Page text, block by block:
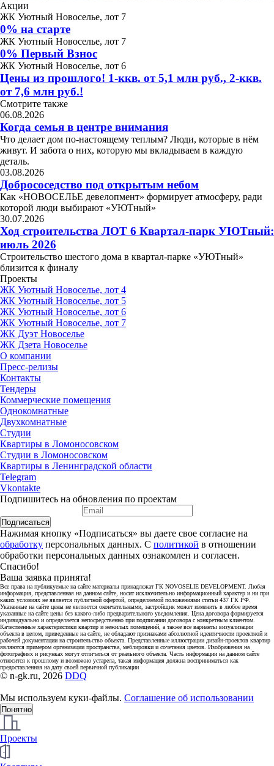
Акции
ЖК Уютный Новоселье, лот 7
0% на старте
ЖК Уютный Новоселье, лот 7
0% Первый Взнос
ЖК Уютный Новоселье, лот 6
Цены из прошлого! 1-ккв. от 5,1 млн руб., 2-ккв.
от 7,6 млн руб.!
Смотрите также
06.08.2026
Когда семья в центре внимания
Что делает дом по-настоящему теплым? Люди, которые в нём
живут. И забота о них, которую мы вкладываем в каждую
деталь.
03.08.2026
Добрососедство под открытым небом
Как «НОВОСЕЛЬЕ девелопмент» формирует атмосферу, ради
которой люди выбирают «УЮТный»
30.07.2026
Ход строительства ЛОТ 6 Квартал-парк УЮТный:
июль 2026
Строительство шестого дома в квартал-парке «УЮТный»
близится к финалу
Проекты
ЖК Уютный Новоселье, лот 4
ЖК Уютный Новоселье, лот 5
ЖК Уютный Новоселье, лот 6
ЖК Уютный Новоселье, лот 7
ЖК Дуэт Новоселье
ЖК Дзета Новоселье
О компании
Пресс-релизы
Контакты
Тендеры
Коммерческие помещения
Однокомнатные
Двухкомнатные
Студии
Квартиры в Ломоносовском
Студии в Ломоносовском
Квартиры в Ленинградской области
Telegram
Vkontakte
Подпишитесь на обновления по проектам
Подписаться
Нажимая кнопку «Подписаться» вы даете свое согласие на
обработку персональных данных. С политикой в отношении
обработки персональных данных ознакомлен и согласен.
Спасибо!
Ваша заявка принята!
Все права на публикуемые на сайте материалы принадлежат ГК NOVOSELIE DEVELOPMENT. Любая
информация, представленная на данном сайте, носит исключительно информационный характер и ни при
каких условиях не является публичной офертой, определяемой положениями статьи 437 ГК РФ.
Указанные на сайте цены не являются окончательными, застройщик может изменить в любое время
указанные на сайте цены без какого-либо предварительного уведомления. Цена договора формируется
индивидуально и определяется непосредственно при подписании договора с конкретным клиентом.
Качественные характеристики квартир и нежилых помещений, а также все варианты визуализации
объекта в целом, приведенные на сайте, не обладают признаками абсолютной идентичности проектной и
рабочей документации на строительство объекта. Представленные иллюстрации дизайн-проектов квартир
являются примером организации пространства, меблировки и сочетания цветов. Изображения на
фотографиях и рисунках могут отличаться от реального объекта. Часть информации на данном сайте
относится к прошлому и возможно устарела, такая информация должна восприниматься как
предоставленная на дату своей первичной публикации
© n-gk.ru, 2026 DDQ
Мы используем куки-файлы. Соглашение об использовании
Понятно
Проекты